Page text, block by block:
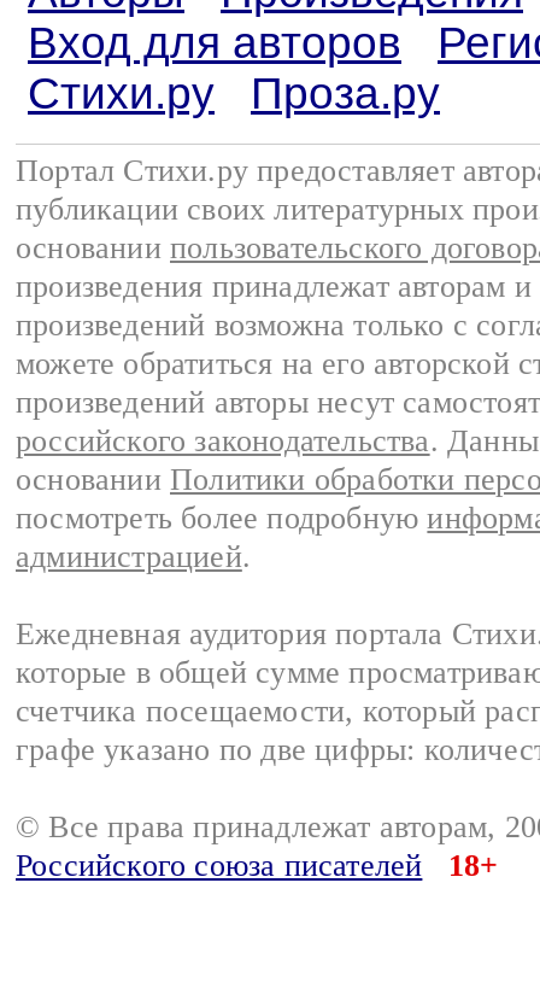
Вход для авторов
Стихи.ру
Проза.ру
Портал Стихи.ру предоставляет
публикации своих литературных
основании пользовательского
произведения принадлежат авторам
произведений возможна только с
можете обратиться на его авторской
произведений авторы несут
российского законодательства.
основании Политики обработки
посмотреть более подробную
администрацией.
Ежедневная аудитория портала
которые в общей сумме
счетчика посещаемости, который
графе указано по две цифры:
© Все права принадлежат авторам,
Российского союза писателей
18+